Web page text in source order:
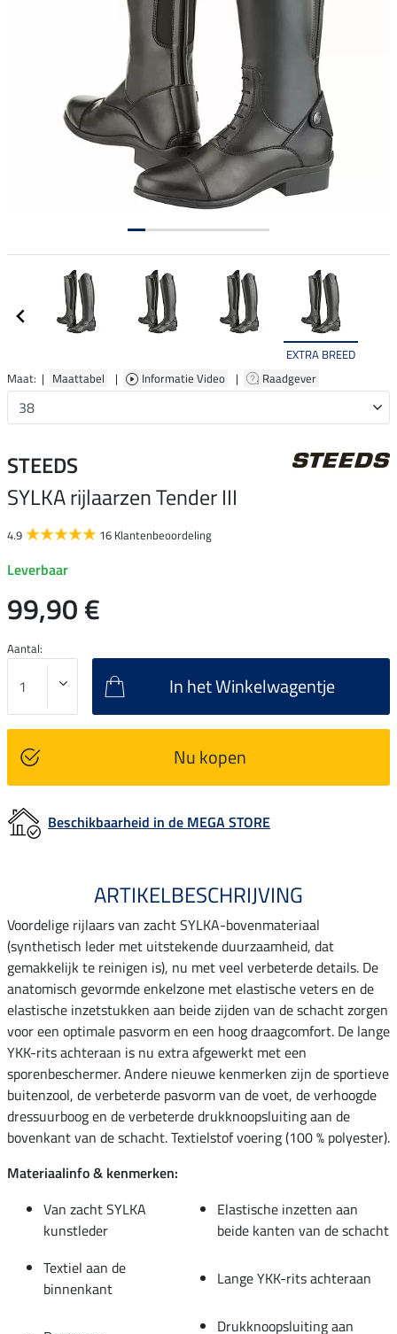
EXTRA BREED
Maat: | Maattabel | Informatie Video | Raadgever
STEEDS
SYLKA rijlaarzen Tender III
4.9 16 Klantenbeoordeling
Leverbaar
99,90 €
Aantal:
In het Winkelwagentje
Nu kopen
Beschikbaarheid in de MEGA STORE
ARTIKELBESCHRIJVING
Voordelige rijlaars van zacht SYLKA-bovenmateriaal
(synthetisch leder met uitstekende duurzaamheid, dat
gemakkelijk te reinigen is), nu met veel verbeterde details. De
anatomisch gevormde enkelzone met elastische veters en de
elastische inzetstukken aan beide zijden van de schacht zorgen
voor een optimale pasvorm en een hoog draagcomfort. De lange
YKK-rits achteraan is nu extra afgewerkt met een
sporenbeschermer. Andere nieuwe kenmerken zijn de sportieve
buitenzool, de verbeterde pasvorm van de voet, de verhoogde
dressuurboog en de verbeterde drukknoopsluiting aan de
bovenkant van de schacht. Textielstof voering (100 % polyester).
Materiaalinfo & kenmerken:
Van zacht SYLKA
kunstleder
Elastische inzetten aan
beide kanten van de schacht
Textiel aan de
binnenkant
Lange YKK-rits achteraan
Drukknoopsluiting aan